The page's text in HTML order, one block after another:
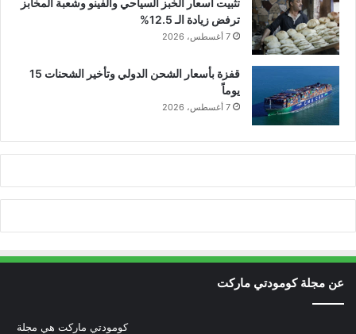
ترفض زيادة الـ 12.5%
7 أغسطس، 2026
قفزة بأسعار الشحن الدولي وتأخير الشحنات 15
يوماً
7 أغسطس، 2026
عن مجلة كومودتي ماركت
كومودتي ماركت هي مجلة